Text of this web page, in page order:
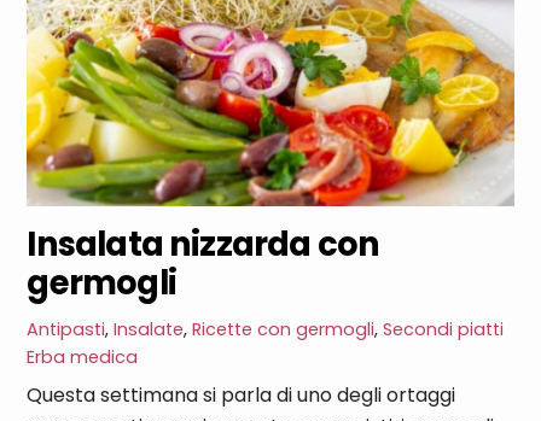
Insalata nizzarda con
germogli
Antipasti,Insalate,Ricette con germogli,Secondi piatti
Erba medica
Questa settimana si parla di uno degli ortaggi